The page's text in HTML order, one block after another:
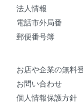
法人情報
電話市外局番
郵便番号簿
お店や企業の無料
お問い合わせ
個人情報保護方針